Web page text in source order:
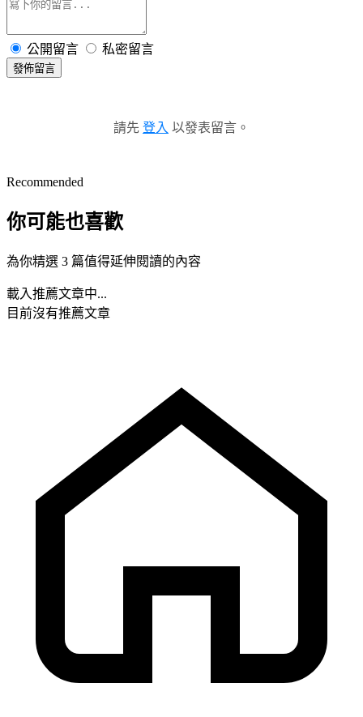
公開留言 私密留言
發佈留言
請先 登入 以發表留言。
Recommended
你可能也喜歡
為你精選 3 篇值得延伸閱讀的內容
載入推薦文章中...
目前沒有推薦文章